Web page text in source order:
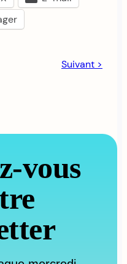
Suivant >
vous